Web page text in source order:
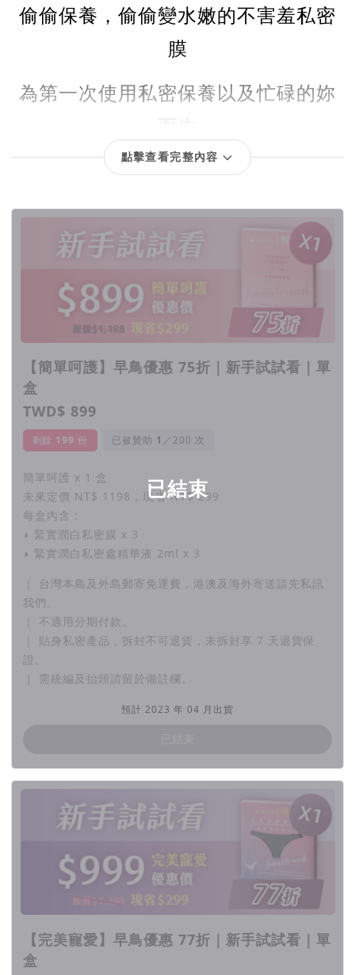
偷偷保養，偷偷變水嫩的不害羞私密
膜
為第一次使用私密保養以及忙碌的妳
而生
隨著女孩年齡的增長，她們可能會面臨一些私密處困
擾。例如，經期前後，私密處可能會感到搔癢和乾澀。
此外，私密處的顏色也可能變得暗沉。然而，有些女孩
因為忙碌而沒有時間進行保養。
▎為自己準備最安心的私密保養情境
可是，市面上的私密保養產品雖然成熟，但是卻未曾解
塗抹式私密部位保養產品，需要在使用後進行清洗，因
此會有時空的限制。此外，它停留在肌膚上的時間不
長，保養效果有限。
面膜式私密部位保養產品則需要在隱私空間使用，並且
需要額外的墊毛巾等工具，使用起來比較麻煩，可能不
太適合忙碌的人士。
點擊查看完整內容
回饋項目
已結束
【簡單呵護】早鳥優惠 75折｜新手試試看｜單
盒
TWD$ 899
剩餘 199 份 已被贊助 ／200 次
簡單呵護 x 1 盒
未來定價 NT$ 1198，現省 NT$ 299
每盒內含 :
◗ 緊實潤白私密膜 x 3
◗ 緊實潤白私密處精華液 2ml x 3
｜ 台灣本島及外島郵寄免運費，港澳及海外寄送請先私訊
我們。
｜ 不適用分期付款。
｜ 貼身私密產品，拆封不可退貨，未拆封享 7 天退貨保
證。
｜ 需統編及抬頭請留於備註欄。
預計 2023 年 04 月出貨
【完美寵愛】早鳥優惠 77折｜新手試試看｜單
盒